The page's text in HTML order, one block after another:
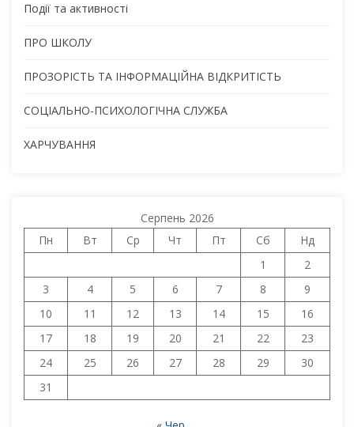
Події та активності
ПРО ШКОЛУ
ПРОЗОРІСТЬ ТА ІНФОРМАЦІЙНА ВІДКРИТІСТЬ
СОЦІАЛЬНО-ПСИХОЛОГІЧНА СЛУЖБА
ХАРЧУВАННЯ
Серпень 2026
Пн
Вт Ср Чт Пт Сб
Нд
1
2
3
4 5 6 7 8
9
10
11 12 13 14 15
16
17
18 19 20 21 22
23
24
25 26 27 28 29
30
31